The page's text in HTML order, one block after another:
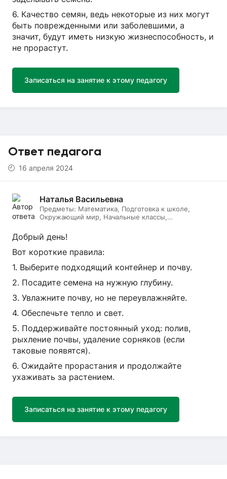
6. Качество семян, ведь некоторые из них могут
быть поврежденными или заболевшими, а
значит, будут иметь низкую жизнеспособность, и
не прорастут.
Записаться на занятие к этому педагогу
Ответ педагога
16 апреля 2024
Наталья Васильевна
Предметы: Математика, Подготовка к школе,
Окружающий мир, Начальные классы,
Добрый день!
Вот короткие правила:
1. Выберите подходящий контейнер и почву.
2. Посадите семена на нужную глубину.
3. Увлажните почву, но не переувлажняйте.
4. Обеспечьте тепло и свет.
5. Поддерживайте постоянный уход: полив,
рыхление почвы, удаление сорняков (если
таковые появятся).
6. Ожидайте прорастания и продолжайте
ухаживать за растением.
Записаться на занятие к этому педагогу